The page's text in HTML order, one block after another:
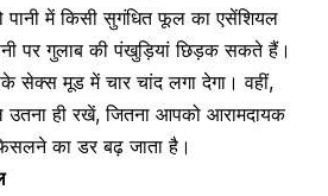
में किसी सुगंधित फूल का एसेंशियल
पर गुलाब की पंखुड़ियां छिड़क सकते हैं।
सेक्स मूड में चार चांद लगा देगा। वहीं,
उतना ही रखें, जितना आपको आरामदायक
का डर बढ़ जाता है।